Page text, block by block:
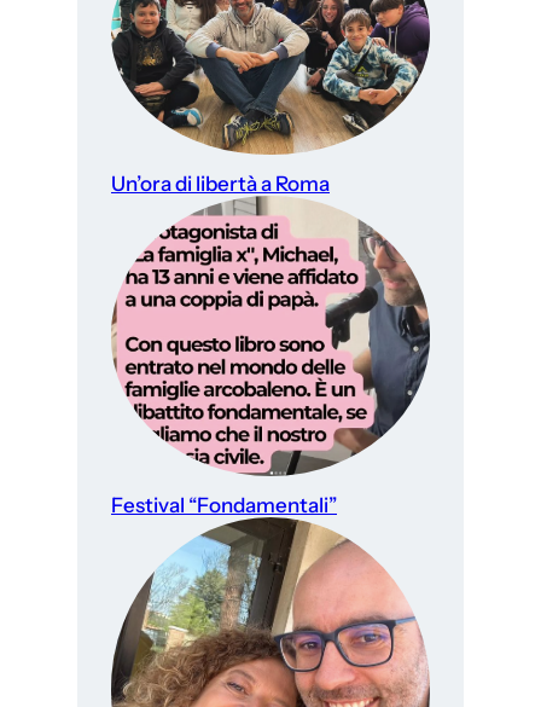
Un’ora di libertà a Roma
Festival “Fondamentali”